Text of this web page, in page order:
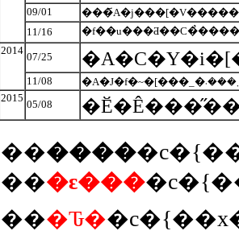
09/01
11/16
2014
07/25
11/08
2015
05/08
������
���ԑ���
���Ԏ�